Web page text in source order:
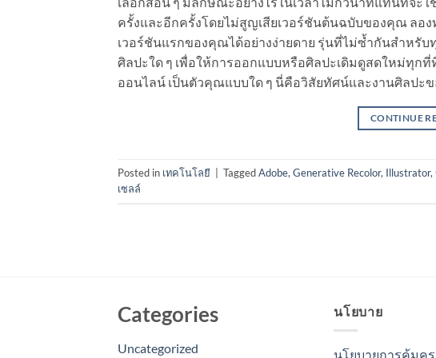
ครั้งและอีกครั้งโดยไม่สูญเสียเวอร์ชันต้นฉบับของคุณ ลอง
เวอร์ชันแรกของคุณได้อย่างง่ายดาย รุ่นที่ไม่ซ้ำกันสำหรั
ศิลปะใด ๆ เพื่อให้การออกแบบหรือศิลปะเดิมดูสดใหม่ทุก
ออนไลน์ เป็นตัวคุณแบบใด ๆ นี่คือวิสัยทัศน์และงานศิลปะข
CONTINUE
Posted in เทคโนโลยี TaggedAdobe, Generative Recolor, Illustrator,
เซลล์
Categories
Uncategorized
นโยบาย
นโยบายการคุ้มค